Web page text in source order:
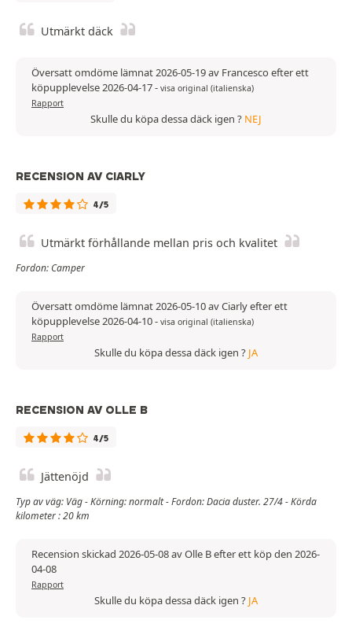
Utmärkt däck
Översatt omdöme lämnat 2026-05-19 av Francesco efter ett
köpupplevelse 2026-04-17- visa original (italienska)
Rapport
Skulle du köpa dessa däck igen ? NEJ
RECENSION AV CIARLY
4/5
Utmärkt förhållande mellan pris och kvalitet
Fordon: Camper
Översatt omdöme lämnat 2026-05-10 av Ciarly efter ett
köpupplevelse 2026-04-10- visa original (italienska)
Rapport
Skulle du köpa dessa däck igen ? JA
RECENSION AV OLLE B
4/5
Jättenöjd
Typ av väg: Väg - Körning: normalt - Fordon: Dacia duster. 27/4 - Körda
kilometer : 20 km
Recension skickad 2026-05-08 av Olle B efter ett köp den 2026-
04-08
Rapport
Skulle du köpa dessa däck igen ? JA